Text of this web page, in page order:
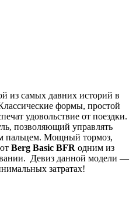
из самых давних историй в
формы, простой
удовольствие от поездки.
позволяющий управлять
пальцем. Мощный тормоз,
Berg Basic BFR одним из
Девиз данной модели —
затратах!